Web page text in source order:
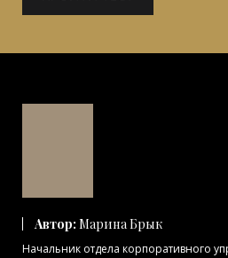
Автор: Марина Брык
Начальник отдела корпоративного